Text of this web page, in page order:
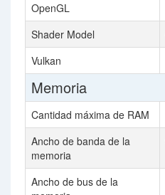
OpenGL
Shader Model
Vulkan
Memoria
Cantidad máxima de RAM
Ancho de banda de la
memoria
Ancho de bus de la